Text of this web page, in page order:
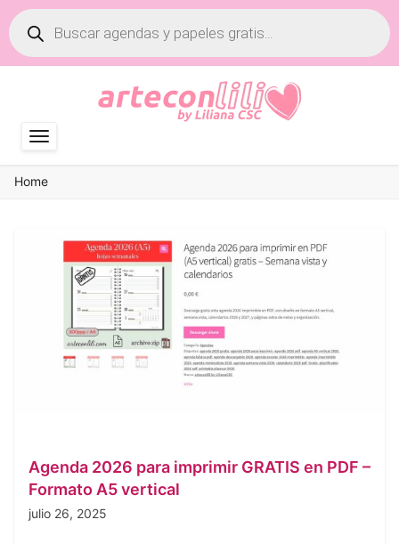
Búsqueda
de
productos
Home
Agenda 2026 para imprimir GRATIS en PDF –
Formato A5 vertical
julio 26, 2025